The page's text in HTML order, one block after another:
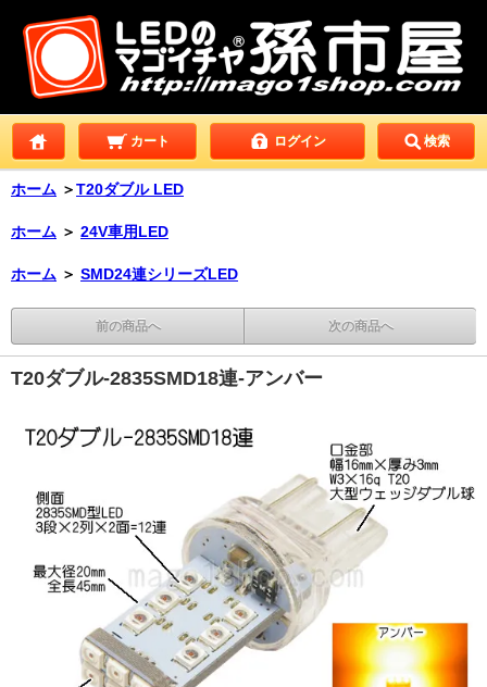
カート ログイン 検索
ホーム ＞T20ダブル LED
ホーム ＞ 24V車用LED
ホーム ＞ SMD24連シリーズLED
前の商品へ 次の商品へ
T20ダブル-2835SMD18連-アンバー